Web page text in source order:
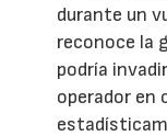
durante un
reconoce la
podría
operador en